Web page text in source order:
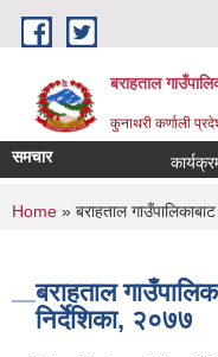
Skip to main content
बराहताल
कुनाथरी कर्णाली
समचार
You are here
Home » बराहताल
बराहताल
निर्देशिका, २०७७